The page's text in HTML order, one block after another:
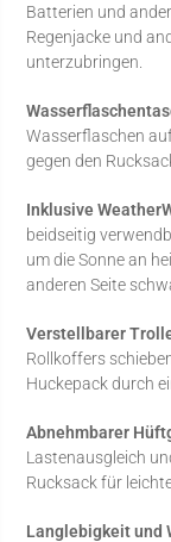
Batterien und
Regenjacke und
unterzubringen.
Wasserflaschen
gegen den
Inklusive
beidseitig
um die Sonne an
anderen Seite
Verstellbarer
Rollkoffers
Huckepack durch
Abnehmbarer
Lastenausgleich
Rucksack für
Langlebigkeit und